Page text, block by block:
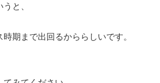
と、
期まで出回るかららしいです。